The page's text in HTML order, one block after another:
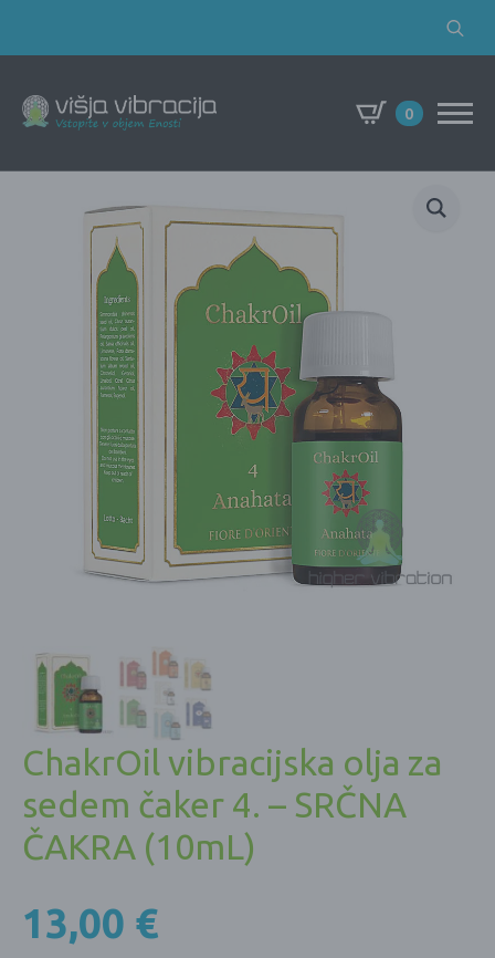
Search
0
ChakrOil vibracijska olja za
sedem čaker 4. – SRČNA
ČAKRA (10mL)
13,00 €